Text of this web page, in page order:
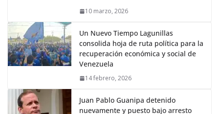
10 marzo, 2026
Un Nuevo Tiempo Lagunillas
consolida hoja de ruta política para la
recuperación económica y social de
Venezuela
14 febrero, 2026
Juan Pablo Guanipa detenido
nuevamente y puesto bajo arresto